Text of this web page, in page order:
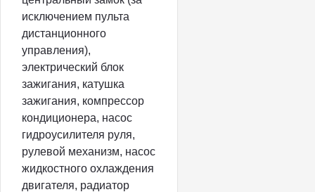
исключением пульта
дистанционного
управления),
электрический блок
зажигания, катушка
зажигания, компрессор
кондиционера, насос
гидроусилителя руля,
рулевой механизм, насос
жидкостного охлаждения
двигателя, радиатор